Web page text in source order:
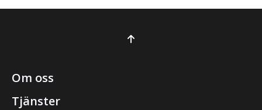
Om oss
Tjänster